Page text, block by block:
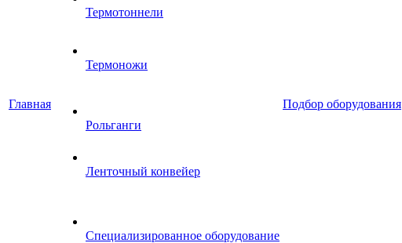
Главная
Термотоннели
Термоножи
Рольганги
Ленточный конвейер
Специализированное оборудование
Подбор оборудования